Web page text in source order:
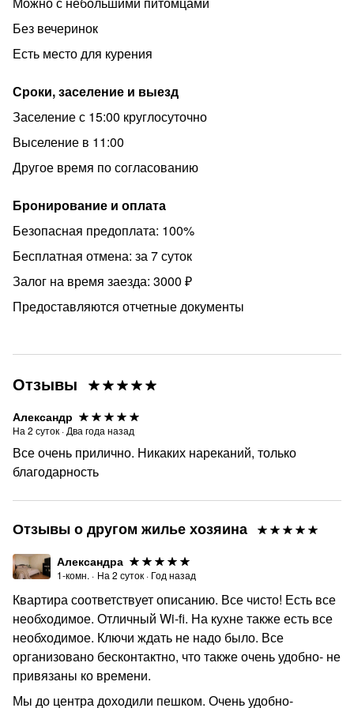
Без вечеринок
Есть место для курения
Сроки, заселение и выезд
Заселение с 15:00 круглосуточно
Выселение в 11:00
Другое время по согласованию
Бронирование и оплата
Безопасная предоплата: 100%
Бесплатная отмена: за 7 суток
Залог на время заезда: 3000 ₽
Предоставляются отчетные документы
Отзывы
Александр
На 2 суток · Два года назад
Все очень прилично. Никаких нареканий, только
благодарность
Отзывы о другом жилье хозяина
Александра
1-комн. · На 2 суток · Год назад
Квартира соответствует описанию. Все чисто! Есть все
необходимое. Отличный Wi-fi. На кухне также есть все
необходимое. Ключи ждать не надо было. Все
организовано бесконтактно, что также очень удобно- не
привязаны ко времени.
Мы до центра доходили пешком. Очень удобно-